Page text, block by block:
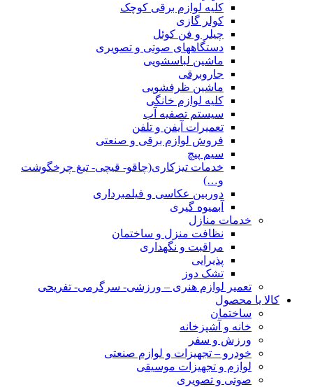
کلیه لوازم برقی کوچک
کولر گازی
چیلر و فن کوئل
دستگاههای صوتی و تصویری
ماشین لباسشویی
جاروبرقی
ماشین ظرفشویی
کلیه لوازم خانگی
سیستم تصفیه آب
تعمیرات آیفن و تلفن
فروش لوازم برقی و صنعتی
سیم پیچ
خدمات تیزکاری(چاقو- قیچی- تیغ چرخگوشت
و…)
دوربین عکاسی و فیلمبرداری
آبمیوه گیری
خدمات منازل
نظافت منزل و ساختمان
مراقبت و نگهداری
پذیرایی
تشک دوز
تعمیر لوازم هنری – ورزشی- سرگرمی- تفریحی
کالا یا محصول
ساختمان
خانه و آشپزخانه
ورزش و سفر
خودرو – تجهیزات و لوازم صنعتی
لوازم و تجهیزات موسیقی
صوتی و تصویری